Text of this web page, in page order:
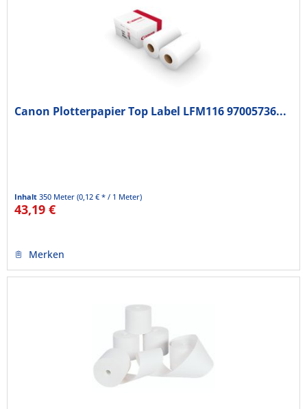
Canon Plotterpapier Top Label LFM116 97005736...
Inhalt350 Meter(0,12 € * / 1 Meter)
43,19 €
Merken